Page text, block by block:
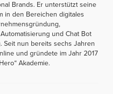
Brands. Er unterstützt seine
in den Bereichen digitales
und Chat Bot
Seit nun bereits sechs Jahren
und gründete im Jahr 2017
Akademie.